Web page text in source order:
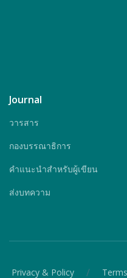
Journal
วารสาร
กองบรรณาธิการ
คำแนะนำสำหรับผู้เขียน
ส่งบทความ
Privacy & Policy / Terms